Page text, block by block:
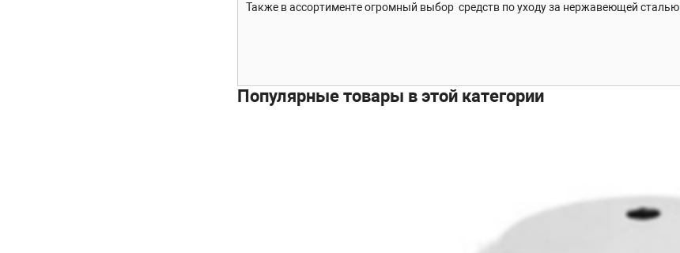
Также в ассортименте огромный выбор средств по уходу за нержавеющей сталью
Популярные товары в этой категории